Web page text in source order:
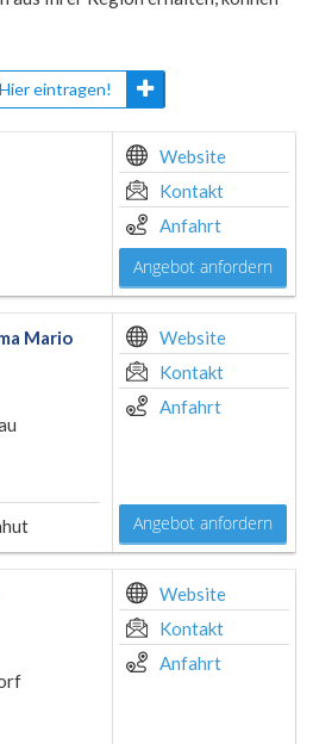
eintragen!
Website
Kontakt
Anfahrt
Angebot anfordern
Mario
Website
Kontakt
Anfahrt
Angebot anfordern
Website
Kontakt
Anfahrt